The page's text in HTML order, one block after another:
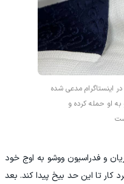
اینستاگرام مدعی شده
او حمله کرده و
و فدراسیون ووشو به اوج خود
کار تا این حد بیخ پیدا کند. بعد